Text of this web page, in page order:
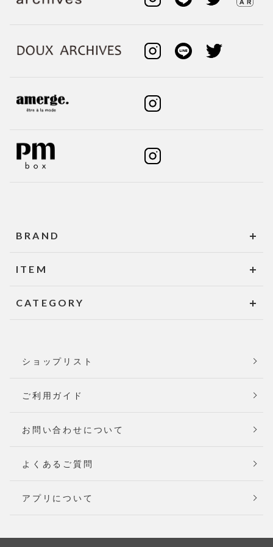
BRAND
ITEM
CATEGORY
ショップリスト
ご利用ガイド
お問い合わせについて
よくあるご質問
アプリについて